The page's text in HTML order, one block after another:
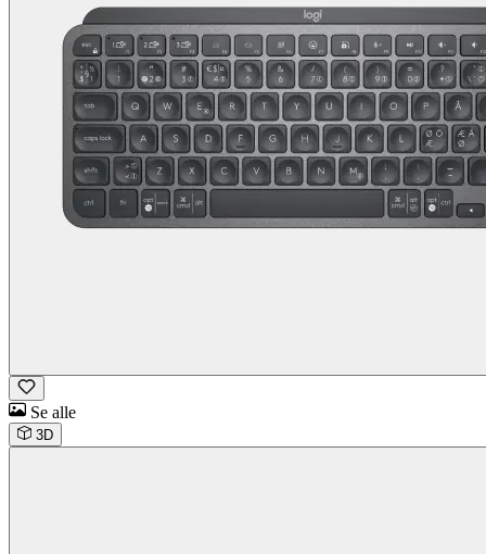
Se alle
3D